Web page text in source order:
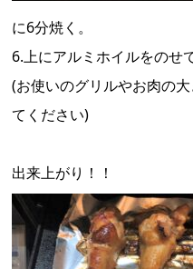
に6分焼く。
6.上にアルミホイルをのせ
(お使いのグリルやお肉の
てください)
出来上がり！！